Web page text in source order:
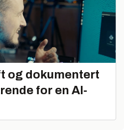
og dokumentert
for en AI-